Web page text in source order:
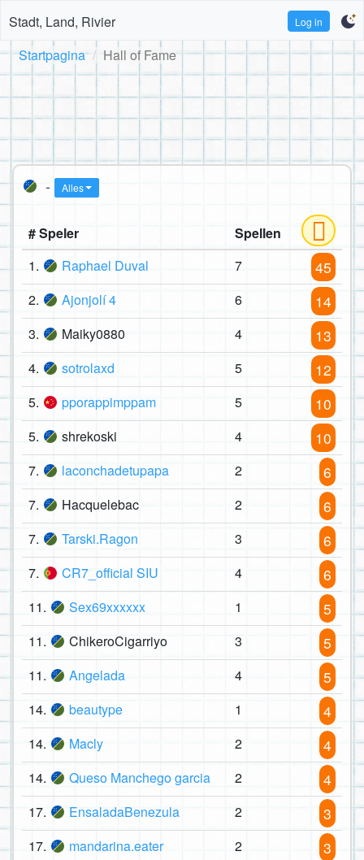
Stadt, Land, Rivier Log in
Startpagina Hall of Fame
- Alles
# Speler
Spellen
1.
Raphael Duval 7 45
2. Ajonjolí 4 6 14
3. Maiky0880 4 13
4. sotrolaxd 5 12
5. pporappimppam 5 10
5. shrekoski 4 10
7. laconchadetupapa 2 6
7. Hacquelebac 2 6
7. Tarski.Ragon 3 6
7. CR7_official SIU 4 6
11. Sex69xxxxxx 1 5
11. ChikeroCigarriyo 3 5
11. Angelada 4 5
14. beautype 1 4
14. Macly 2 4
14. Queso Manchego garcia 2 4
17. EnsaladaBenezula 2 3
17. mandarina.eater 2 3